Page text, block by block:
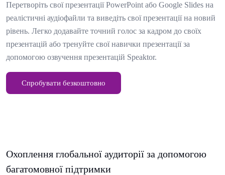
Перетворіть свої презентації PowerPoint або Google Slides на
реалістичні аудіофайли та виведіть свої презентації на новий
рівень. Легко додавайте точний голос за кадром до своїх
презентацій або тренуйте свої навички презентації за
допомогою озвучення презентацій Speaktor.
Спробувати безкоштовно
Охоплення глобальної аудиторії за допомогою
багатомовної підтримки